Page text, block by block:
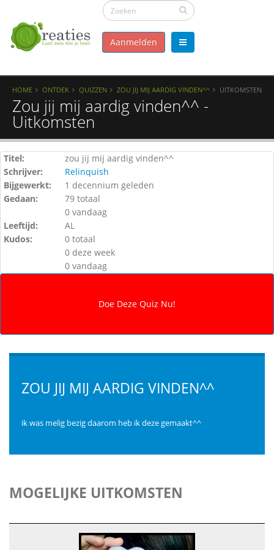
Aanmelden
HOME ONTDEK QUIZZEN ZOU JIJ MIJ AARDIG VINDEN^^ UITKOMSTEN
Zou jij mij aardig vinden^^ -
Uitkomsten
Titel:
zou jij mij aardig vinden^^
Schrijver:
Relinquish
Bijgewerkt:
1 decennium geleden
Gedaan:
79 totaal
0 vandaag
Leeftijd:
AL
Kudos:
0 totaal
0 deze week
0 vandaag
ZOU JIJ MIJ AARDIG VINDEN^^
ik was melig bezig daarom heb ik deze gemaakt^^
MOGELIJKE UITKOMSTEN